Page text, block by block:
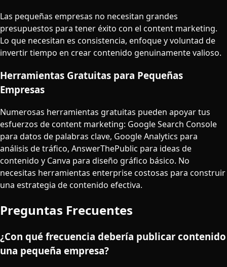
Las pequeñas empresas no necesitan grandes
presupuestos para tener éxito con el content marketing.
Lo que necesitan es consistencia, enfoque y voluntad de
invertir tiempo en crear contenido genuinamente valioso.
Herramientas Gratuitas para Pequeñas
Empresas
Numerosas herramientas gratuitas pueden apoyar tus
esfuerzos de content marketing: Google Search Console
para datos de palabras clave, Google Analytics para
análisis de tráfico, AnswerThePublic para ideas de
contenido y Canva para diseño gráfico básico. No
necesitas herramientas enterprise costosas para construir
una estrategia de contenido efectiva.
Preguntas Frecuentes
¿Con qué frecuencia debería publicar contenido
una pequeña empresa?